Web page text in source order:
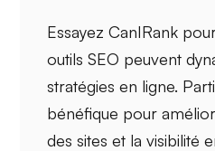
Essayez CanIRank
outils SEO peuvent
stratégies en ligne.
bénéfique pour
des sites et lavisibilité